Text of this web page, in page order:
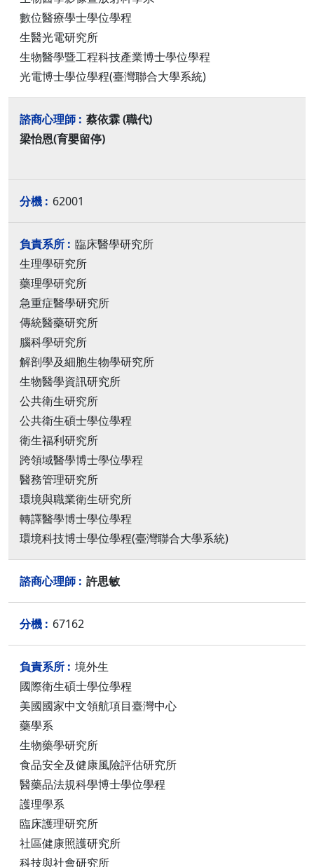
數位醫療學士學位學程
生醫光電研究所
生物醫學暨工程科技產業博士學位學程
光電博士學位學程(臺灣聯合大學系統)
蔡依霖 (職代)
梁怡恩(育嬰留停)
62001
臨床醫學研究所
生理學研究所
藥理學研究所
急重症醫學研究所
傳統醫藥研究所
腦科學研究所
解剖學及細胞生物學研究所
生物醫學資訊研究所
公共衛生研究所
公共衛生碩士學位學程
衛生福利研究所
跨領域醫學博士學位學程
醫務管理研究所
環境與職業衛生研究所
轉譯醫學博士學位學程
環境科技博士學位學程(臺灣聯合大學系統)
許思敏
67162
境外生
國際衛生碩士學位學程
美國國家中文領航項目臺灣中心
藥學系
生物藥學研究所
食品安全及健康風險評估研究所
醫藥品法規科學博士學位學程
護理學系
臨床護理研究所
社區健康照護研究所
科技與社會研究所